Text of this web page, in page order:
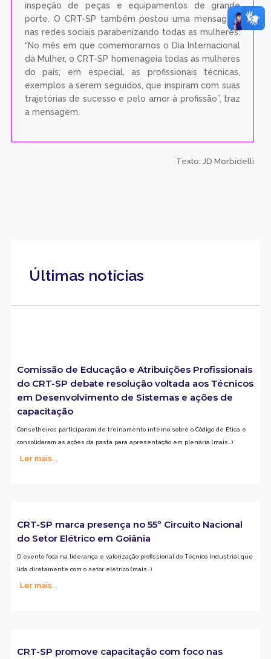
inspeção de peças e equipamentos de grande
porte. O CRT-SP também postou uma mensagem
nas redes sociais parabenizando todas as mulheres:
“No mês em que comemoramos o Dia Internacional
da Mulher, o CRT-SP homenageia todas as mulheres
do país; em especial, as profissionais técnicas,
exemplos a serem seguidos, que inspiram com suas
trajetórias de sucesso e pelo amor à profissão”, traz
a mensagem.
Texto: JD Morbidelli
Últimas notícias
Comissão de Educação e Atribuições Profissionais
do CRT-SP debate resolução voltada aos Técnicos
em Desenvolvimento de Sistemas e ações de
capacitação
Conselheiros participaram de treinamento interno sobre o Código de Ética e
consolidaram as ações da pasta para apresentação em plenária (mais…)
Ler mais...
CRT-SP marca presença no 55º Circuito Nacional
do Setor Elétrico em Goiânia
O evento foca na liderança e valorização profissional do Técnico Industrial que
lida diretamente com o setor elétrico (mais…)
Ler mais...
CRT-SP promove capacitação com foco nas